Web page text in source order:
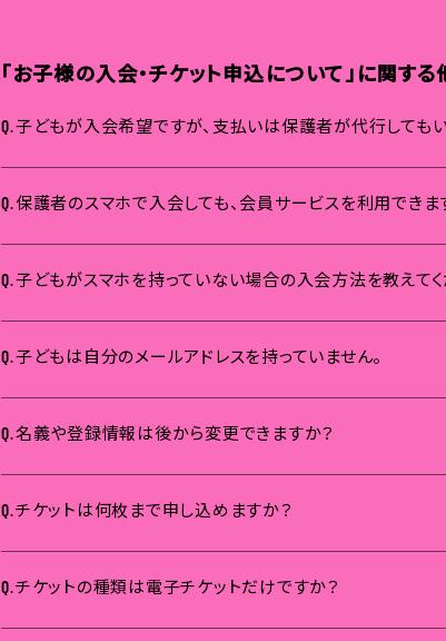
「お子様の入会・チケット申込について」に関す
Q.子どもが入会希望ですが、支払いは保護者が代行しても
Q.保護者のスマホで入会しても、会員サービスを利用できま
Q.子どもがスマホを持っていない場合の入会方法を教えてく
Q.子どもは自分のメールアドレスを持っていません。
Q.名義や登録情報は後から変更できますか？
Q.チケットは何枚まで申し込めますか？
Q.チケットの種類は電子チケットだけですか？